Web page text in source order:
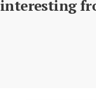
interesting